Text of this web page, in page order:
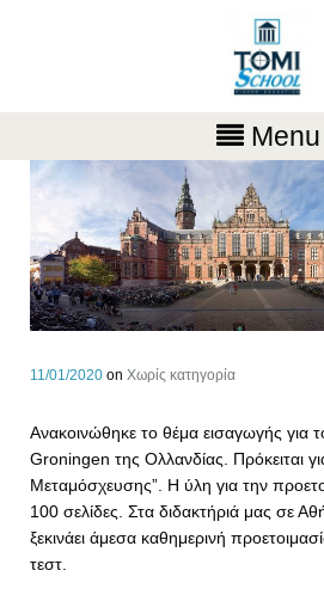
Menu
11/01/2020 on Χωρίς κατηγορία
Ανακοινώθηκε το θέμα εισαγωγής για
Groningen της Ολλανδίας. Πρόκειται
Μεταμόσχευσης”. Η ύλη για την
100 σελίδες. Στα διδακτήριά μας σε
ξεκινάει άμεσα καθημερινή
τεστ.